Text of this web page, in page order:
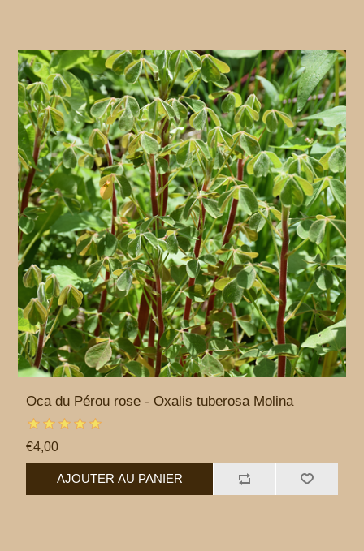
Oca du Pérou rose - Oxalis tuberosa Molina
€4,00